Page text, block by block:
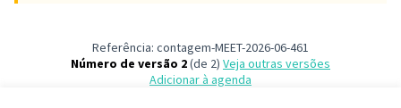
Referência: contagem-MEET-2026-06-461
Número de versão 2(de 2)
veja outras versões
Adicionar à agenda